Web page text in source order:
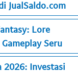
JualSaldo.com
Lore
Seru
2026: Investasi